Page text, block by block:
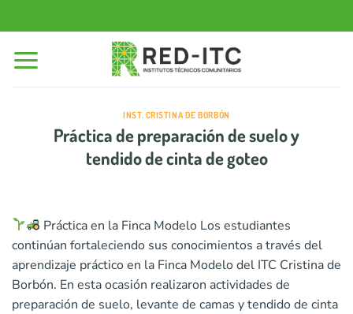
al
contenido
INST. CRISTINA DE BORBÓN
Práctica de preparación de suelo y
tendido de cinta de goteo
Práctica en la Finca Modelo Los estudiantes
continúan fortaleciendo sus conocimientos a través del
aprendizaje práctico en la Finca Modelo del ITC Cristina de
Borbón. En esta ocasión realizaron actividades de
preparación de suelo, levante de camas y tendido de cinta